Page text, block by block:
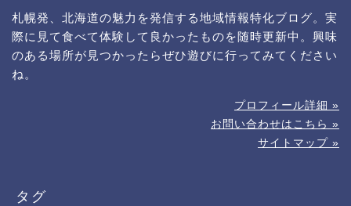
札幌発、北海道の魅力を発信する地域情報特化ブログ。実
際に見て食べて体験して良かったものを随時更新中。興味
のある場所が見つかったらぜひ遊びに行ってみてください
ね。
プロフィール詳細 »
お問い合わせはこちら »
サイトマップ »
タグ